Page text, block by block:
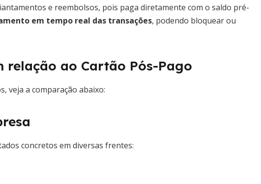
e reembolsos, pois paga diretamente com o saldo pré-
em tempo real das transações, podendo bloquear ou
relação ao Cartão Pós-Pago
veja a comparação abaixo:
concretos em diversas frentes: